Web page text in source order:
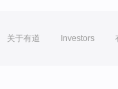
关于有道 Investors